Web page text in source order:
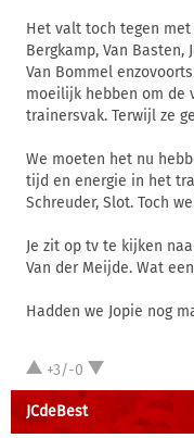
Het valt toch tegen met
Bergkamp, Van Basten,
Van Bommel
moeilijk hebben om de
trainersvak. Terwijl ze
We moeten het nu
tijd en energie in het
Schreuder, Slot. Toch
Je zit op tv te kijken
Van der Meijde. Wat
Hadden we Jopie nog
+3/-0
JCdeBest